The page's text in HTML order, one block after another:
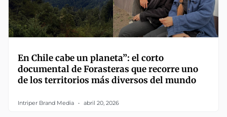
En Chile cabe un planeta”: el corto
documental de Forasteras que recorre uno
de los territorios más diversos del mundo
Intriper Brand Media abril 20, 2026